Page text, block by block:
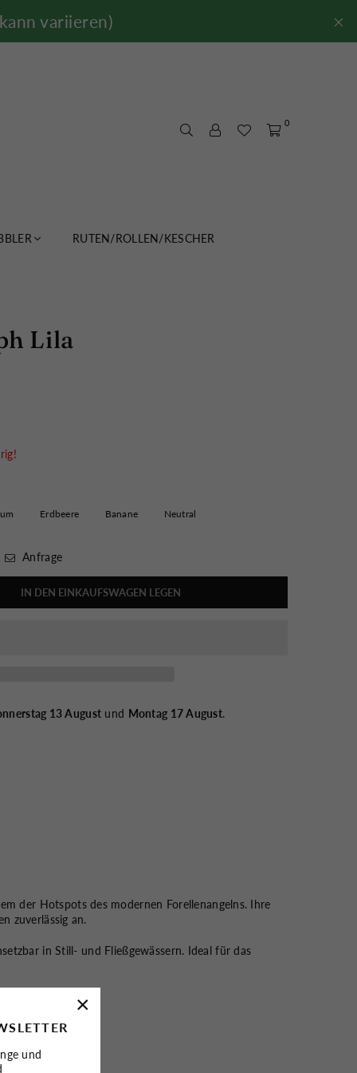
und
×
variieren)
0
RUTEN/ROLLEN/KESCHER
Lila
Erdbeere Banane Neutral
Anfrage
IN DEN EINKAUFSWAGEN LEGEN
13 August und Montag 17 August.
der Hotspots des modernen Forellenangelns. Ihre
zuverlässig an.
in Still- und Fließgewässern. Ideal für das